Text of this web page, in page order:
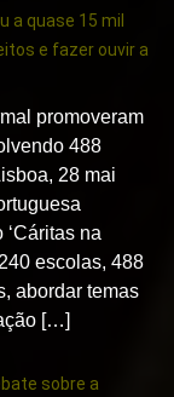
a quase 15 mil
e fazer ouvir a
promoveram
488
28 mai
na
escolas, 488
abordar temas
[…]
sobre a